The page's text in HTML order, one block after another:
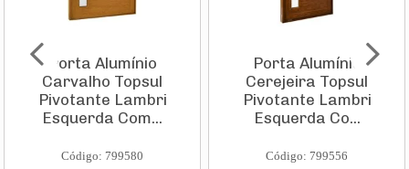
Porta Alumínio
Carvalho Topsul
Pivotante Lambri
Esquerda Com...
Código: 799580
Porta Alumínio
Cerejeira Topsul
Pivotante Lambri
Esquerda Co...
Código: 799556